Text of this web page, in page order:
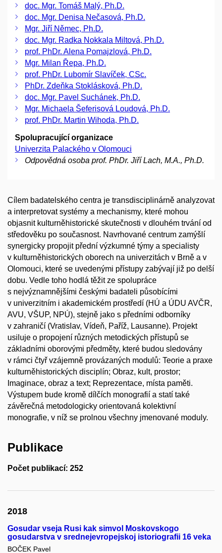
doc. Mgr. Tomáš Malý, Ph.D.
doc. Mgr. Denisa Nečasová, Ph.D.
Mgr. Jiří Němec, Ph.D.
doc. Mgr. Radka Nokkala Miltová, Ph.D.
prof. PhDr. Alena Pomajzlová, Ph.D.
Mgr. Milan Řepa, Ph.D.
prof. PhDr. Lubomír Slavíček, CSc.
PhDr. Zdeňka Stoklásková, Ph.D.
doc. Mgr. Pavel Suchánek, Ph.D.
Mgr. Michaela Šeferisová Loudová, Ph.D.
prof. PhDr. Martin Wihoda, Ph.D.
Spolupracující organizace
Univerzita Palackého v Olomouci
Odpovědná osoba prof. PhDr. Jiří Lach, M.A., Ph.D.
Cílem badatelského centra je transdisciplinárně analyzovat
a interpretovat systémy a mechanismy, které mohou
objasnit kulturněhistorické skutečnosti v dlouhém trvání od
středověku po současnost. Navrhované centrum zamýšlí
synergicky propojit přední výzkumné týmy a specialisty
v kulturněhistorických oborech na univerzitách v Brně a v
Olomouci, které se uvedenými přístupy zabývají již po delší
dobu. Vedle toho hodlá těžit ze spolupráce
s nejvýznamnějšími českými badateli působícími
v univerzitním i akademickém prostředí (HÚ a ÚDU AVČR,
AVU, VŠUP, NPÚ), stejně jako s předními odborníky
v zahraničí (Vratislav, Vídeň, Paříž, Lausanne). Projekt
usiluje o propojení různých metodických přístupů se
základními oborovými předměty, které budou sledovány
v rámci čtyř vzájemně provázaných modulů: Teorie a praxe
kulturněhistorických disciplín; Obraz, kult, prostor;
Imaginace, obraz a text; Reprezentace, místa paměti.
Výstupem bude kromě dílčích monografií a statí také
závěrečná metodologicky orientovaná kolektivní
monografie, v níž se prolnou všechny jmenované moduly.
Publikace
Počet publikací: 252
2018
Gosudar vseja Rusi kak simvol Moskovskogo
gosudarstva v srednejevropejskoj istoriografii 16 veka
BOČEK Pavel